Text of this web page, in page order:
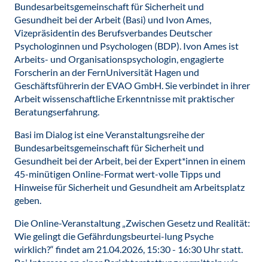
Bundesarbeitsgemeinschaft für Sicherheit und
Gesundheit bei der Arbeit (Basi) und Ivon Ames,
Vizepräsidentin des Berufsverbandes Deutscher
Psychologinnen und Psychologen (BDP). Ivon Ames ist
Arbeits- und Organisationspsychologin, engagierte
Forscherin an der FernUniversität Hagen und
Geschäftsführerin der EVAO GmbH. Sie verbindet in ihrer
Arbeit wissenschaftliche Erkenntnisse mit praktischer
Beratungserfahrung.
Basi im Dialog ist eine Veranstaltungsreihe der
Bundesarbeitsgemeinschaft für Sicherheit und
Gesundheit bei der Arbeit, bei der Expert*innen in einem
45-minütigen Online-Format wert-volle Tipps und
Hinweise für Sicherheit und Gesundheit am Arbeitsplatz
geben.
Die Online-Veranstaltung „Zwischen Gesetz und Realität:
Wie gelingt die Gefährdungsbeurtei-lung Psyche
wirklich?“ findet am 21.04.2026, 15:30 - 16:30 Uhr statt.